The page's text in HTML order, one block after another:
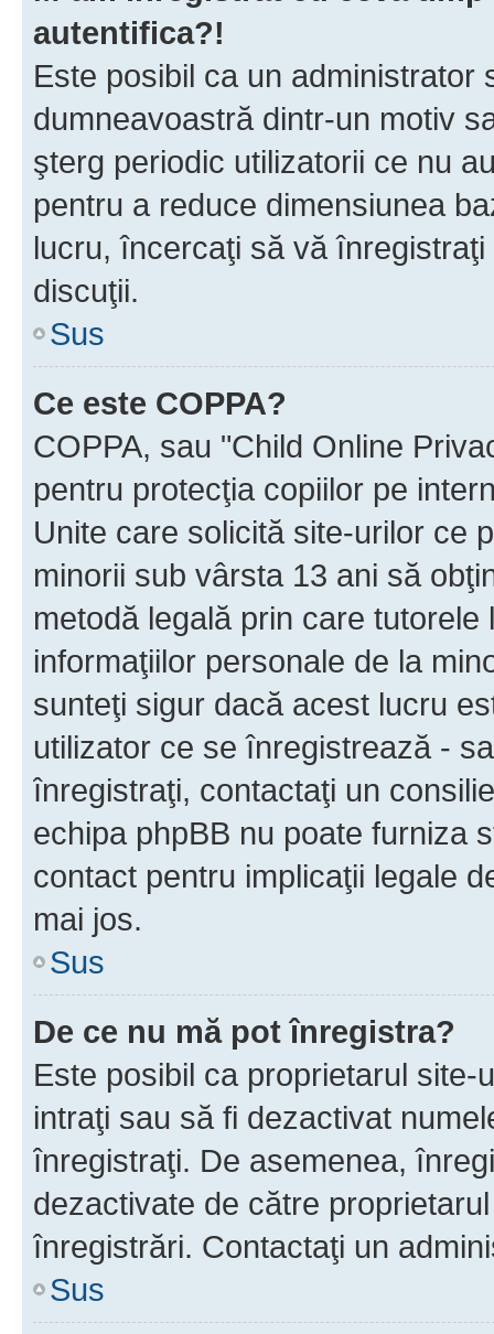
autentifica?!
Este posibil ca un
dumneavoastră dintr-un motiv
şterg periodic utilizatorii ce nu
pentru a reduce dimensiunea
lucru, încercaţi să vă
discuţii.
Sus
Ce este COPPA?
COPPA, sau "Child Online
pentru protecţia copiilor pe
Unite care solicită site-urilor ce
minorii sub vârsta 13 ani să
metodă legală prin care
informaţiilor personale de la
sunteţi sigur dacă acest lucru
utilizator ce se înregistrează -
înregistraţi, contactaţi un
echipa phpBB nu poate furniza
contact pentru implicaţii legale
mai jos.
Sus
De ce nu mă pot înregistra?
Este posibil ca proprietarul
intraţi sau să fi dezactivat
înregistraţi. De asemenea,
dezactivate de către
înregistrări. Contactaţi un
Sus